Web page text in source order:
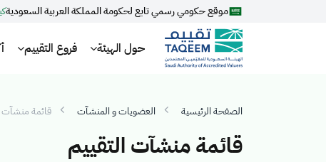
موقع حكومي رسمي تابع لحكومة المملكة العربية السعودية
حول الهيئة فروع التقييم
الصفحة الرئيسية العضويات و المنشآت قائمة منشآت
قائمة منشآت التقييم